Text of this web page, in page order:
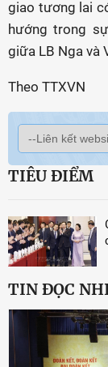
giao tương lai
hướng trong
giữa LB Nga và
Theo TTXVN
TIÊU ĐIỂM
TIN ĐỌC